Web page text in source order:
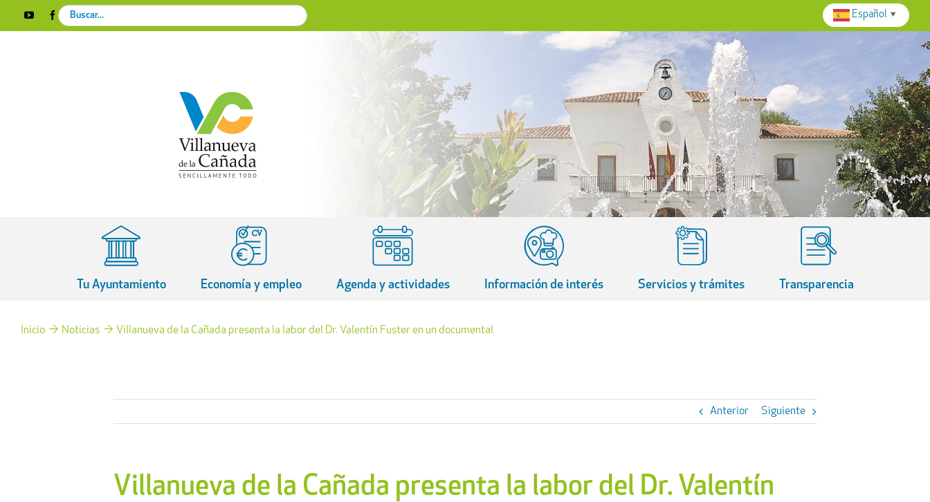
YouTubeFacebookInstagram
X
Search
for:
Tu Ayuntamiento Economía y empleo Agenda y actividades Información de interés Servicios y trámites Transparencia
Inicio Noticias Villanueva de la Cañada presenta la labor del Dr. Valentín Fuster en un documental
Anterior Siguiente
Villanueva de la Cañada presenta la labor del Dr. Valentín
Español ▼